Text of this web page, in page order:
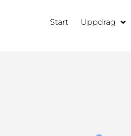
Start Uppdrag